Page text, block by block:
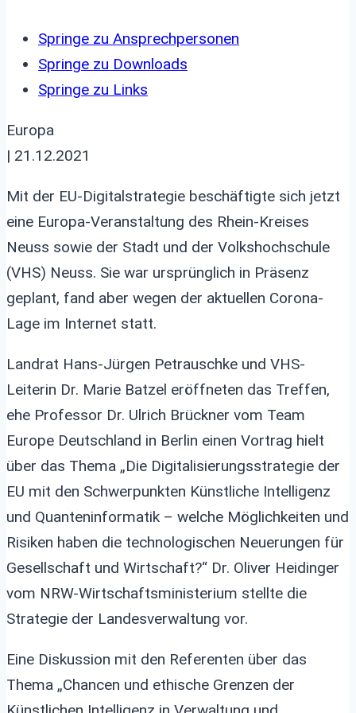
Springe zu Ansprechpersonen
Springe zu Downloads
Springe zu Links
Europa
| 21.12.2021
Mit der EU-Digitalstrategie beschäftigte sich jetzt
eine Europa-Veranstaltung des Rhein-Kreises
Neuss sowie der Stadt und der Volkshochschule
(VHS) Neuss. Sie war ursprünglich in Präsenz
geplant, fand aber wegen der aktuellen Corona-
Lage im Internet statt.
Landrat Hans-Jürgen Petrauschke und VHS-
Leiterin Dr. Marie Batzel eröffneten das Treffen,
ehe Professor Dr. Ulrich Brückner vom Team
Europe Deutschland in Berlin einen Vortrag hielt
über das Thema „Die Digitalisierungsstrategie der
EU mit den Schwerpunkten Künstliche Intelligenz
und Quanteninformatik – welche Möglichkeiten und
Risiken haben die technologischen Neuerungen für
Gesellschaft und Wirtschaft?“ Dr. Oliver Heidinger
vom NRW-Wirtschaftsministerium stellte die
Strategie der Landesverwaltung vor.
Eine Diskussion mit den Referenten über das
Thema „Chancen und ethische Grenzen der